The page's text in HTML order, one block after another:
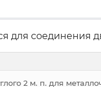
для соединения
2 м. п. для